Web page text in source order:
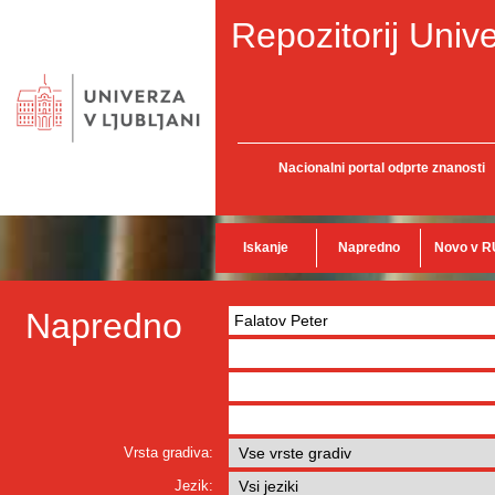
Repozitorij
Nacionalni portal odprte znanosti
Iskanje Napredno Novo v
Napredno
Vrsta gradiva:
Jezik: